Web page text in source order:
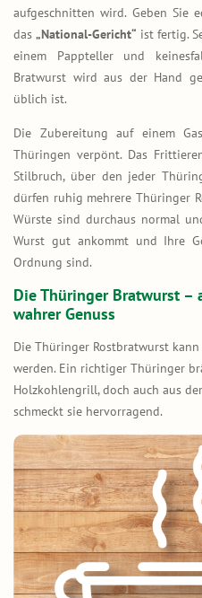
aufgeschnitten wird. Geben Sie
das „National-Gericht“ ist fertig.
einem Pappteller und
Bratwurst wird aus der Hand
üblich ist.
Die Zubereitung auf einem
Thüringen verpönt. Das
Stilbruch, über den jeder
dürfen ruhig mehrere Thüringer
Würste sind durchaus normal
Wurst gut ankommt und Ihre
Ordnung sind.
Die Thüringer Bratwurst –
wahrer Genuss
Die Thüringer Rostbratwurst
werden. Ein richtiger Thüringer
Holzkohlengrill, doch auch aus
schmeckt sie hervorragend.